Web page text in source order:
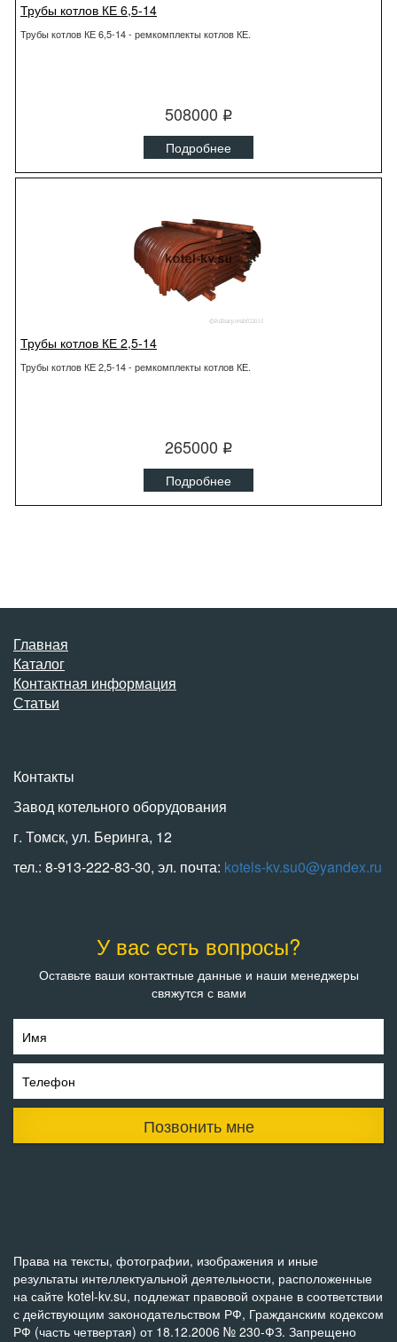
Трубы котлов КЕ 6,5-14
Трубы котлов КЕ 6,5-14 - ремкомплекты котлов КЕ.
508000 q
Подробнее
Трубы котлов КЕ 2,5-14
Трубы котлов КЕ 2,5-14 - ремкомплекты котлов КЕ.
265000 q
Подробнее
Главная
Каталог
Контактная информация
Статьи
Контакты
Завод котельного оборудования
г. Томск, ул. Беринга, 12
тел.: 8-913-222-83-30, эл. почта: kotels-kv.su0@yandex.ru
У вас есть вопросы?
Оставьте ваши контактные данные и наши менеджеры
свяжутся с вами
Имя
Телефон
Позвонить мне
Права на тексты, фотографии, изображения и иные
результаты интеллектуальной деятельности, расположенные
на сайте kotel-kv.su, подлежат правовой охране в соответствии
с действующим законодательством РФ, Гражданским кодексом
РФ (часть четвертая) от 18.12.2006 № 230-ФЗ. Запрещено